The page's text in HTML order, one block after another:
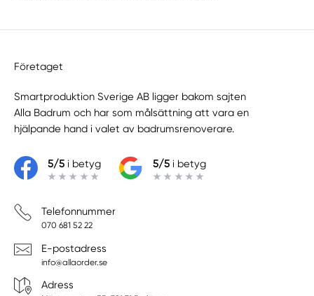
Företaget
Smartproduktion Sverige AB ligger bakom sajten
Alla Badrum och har som målsättning att vara en
hjälpande hand i valet av badrumsrenoverare.
5/5i betyg 5/5i betyg
Telefonnummer
070 681 52 22
E-postadress
info@allaorder.se
Adress